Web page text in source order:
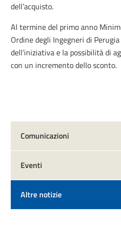
dell’acquisto.
Al termine del primo anno
Ordine degli Ingegneri di
dell’iniziativa e la possibilità di
con un incremento dello sconto.
Comunicazioni
Eventi
Altre notizie